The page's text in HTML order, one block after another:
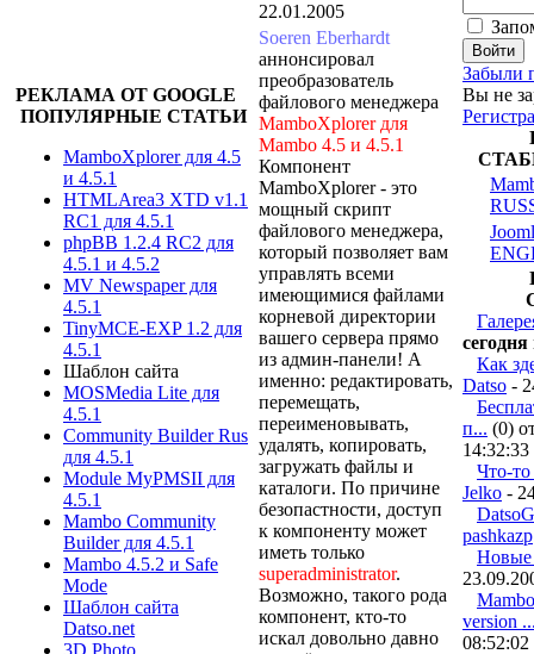
РЕКЛАМА ОТ GOOGLE
ПОПУЛЯРНЫЕ СТАТЬИ
MamboXplorer для 4.5
и 4.5.1
HTMLArea3 XTD v1.1
RC1 для 4.5.1
phpBB 1.2.4 RC2 для
4.5.1 и 4.5.2
MV Newspaper для
4.5.1
TinyMCE-EXP 1.2 для
4.5.1
Шаблон сайта
MOSMedia Lite для
4.5.1
Community Builder Rus
для 4.5.1
Module MyPMSII для
4.5.1
Mambo Community
Builder для 4.5.1
Mambo 4.5.2 и Safe
Mode
Шаблон сайта
Datso.net
3D Photo
22.01.2005
Soeren Eberhardt
аннонсировал
преобразователь
файлового менеджера
MamboXplorer для
Mambo 4.5 и 4.5.1
Компонент
MamboXplorer - это
мощный скрипт
файлового менеджера,
который позволяет вам
управлять всеми
имеющимися файлами
корневой директории
вашего сервера прямо
из админ-панели! А
именно: редактировать,
перемещать,
переименовывать,
удалять, копировать,
загружать файлы и
каталоги. По причине
безопастности, доступ
к компоненту может
иметь только
superadministrator.
Возможно, такого рода
компонент, кто-то
искал довольно давно
Забыли
Вы не
сегодня
Как
Datso -
п... (0)
14:32:33
Что-то
Jelko -
pashkazp
version
08:52:02